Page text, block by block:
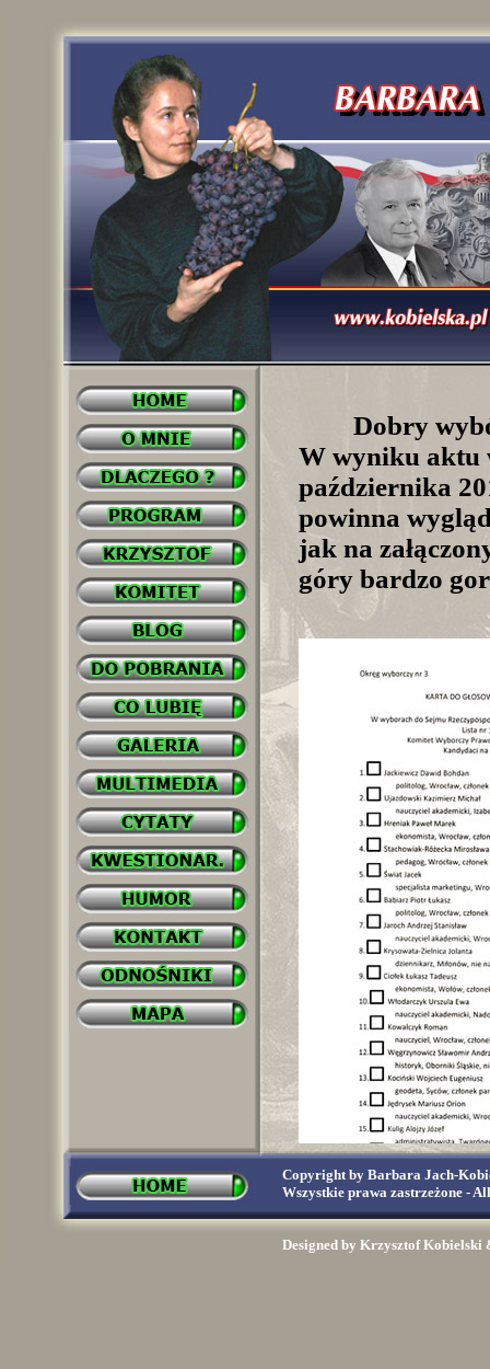
Dobry
W wyniku aktu
października
powinna
jak na
góry bardzo
Copyright by Barbara Jach-
Wszystkie prawa zastrzeżone -
Designed by Krzysztof